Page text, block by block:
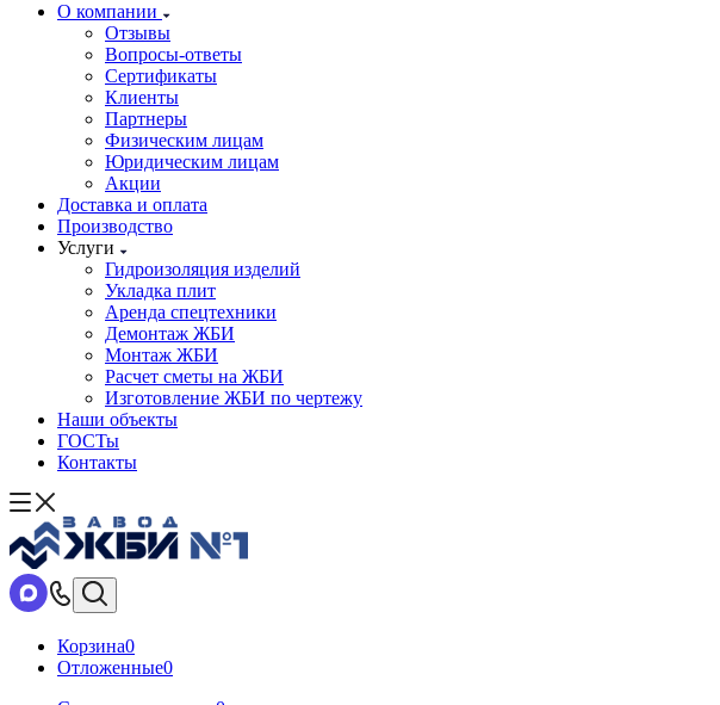
О компании
Отзывы
Вопросы-ответы
Сертификаты
Клиенты
Партнеры
Физическим лицам
Юридическим лицам
Акции
Доставка и оплата
Производство
Услуги
Гидроизоляция изделий
Укладка плит
Аренда спецтехники
Демонтаж ЖБИ
Монтаж ЖБИ
Расчет сметы на ЖБИ
Изготовление ЖБИ по чертежу
Наши объекты
ГОСТы
Контакты
Корзина0
Отложенные0